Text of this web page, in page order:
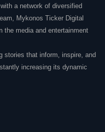
a network of diversified
Mykonos Ticker Digital
the media and entertainment
stories that inform, inspire, and
increasing its dynamic